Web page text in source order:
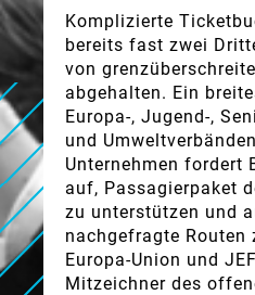
Komplizierte
bereits fast zwei
von
abgehalten. Ein
Europa-, Jugend-,
und
Unternehmen fordert
auf, Passagierpaket
zu unterstützen und
nachgefragte Routen
Europa-Union und
Mitzeichner des